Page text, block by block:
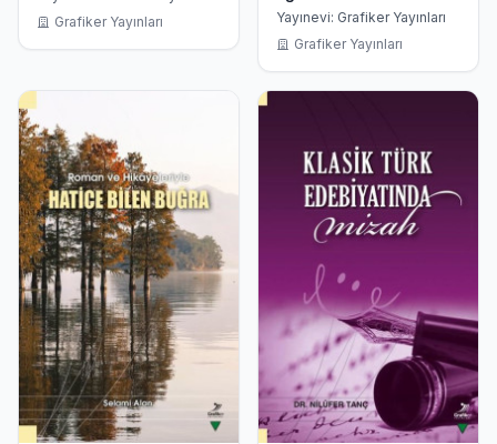
Grafiker Yayınları
Yayınevi: Grafiker Yayınları
Grafiker Yayınları